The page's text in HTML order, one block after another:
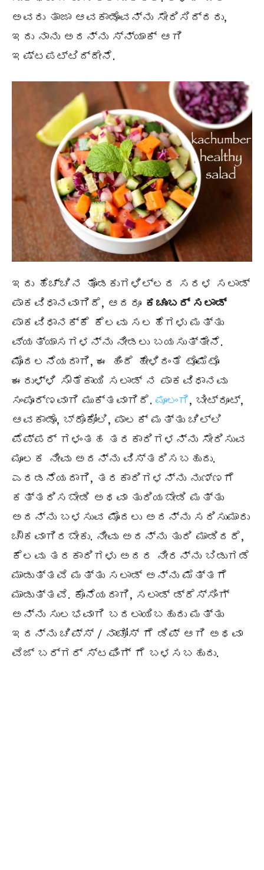
ಅವರು ತಾಜಾ ಆವಕಾಡೊವನ್ನು ಸೇರಿಸಿದ್ದರು,
ಇದು ನಾನು ಅದನ್ನು ಸ್ನ್ಯಾಕ್ ಆಗಿ
ಇಷ್ಟಪಟ್ಟಿದ್ದೇನೆ.
ಇದು ಹೆಚ್ಚಿನ ತೊಡಕುಗಳಿಲ್ಲದ ಸರಳ ಸಲಾಡ್
ಪಾಕವಿಧಾನವಾಗಿದೆ, ಆದರೂ ಕಚುಂಬರ್ಸಲಾಡ್
ಪಾಕವಿಧಾನಕ್ಕೆ ಕೆಲವು ಸಲಹೆಗಳು ಮತ್ತು
ವ್ಯತ್ಯಾಸಗಳನ್ನು ನೀಡಲು ಬಯಸುತ್ತೇನೆ.
ಮೊದಲನೆಯದಾಗಿ, ಈ ಹಿಂದೆ ಹೇಳಿದಂತೆ ಟೊಮೆಟೊ
ಈರುಳ್ಳಿ ಸೌತೆಕಾಯಿ ಸಲಾಡ್ ನ ಪಾಕವಿಧಾನವು
ಸಂಪೂರ್ಣವಾಗಿ ಮುಕ್ತವಾಗಿದೆ. ಮೂಲಂಗಿ, ಬೀಟ್ರೂಟ್,
ಆವಕಾಡೊ, ಬ್ರೊಕೋಲಿ, ಪಾಲಕ್ ಮತ್ತು ಚಿಲ್ಲಿ
ಪೆಪ್ಪರ್ ಗಳಂತಹ ತರಕಾರಿಗಳನ್ನು ಸೇರಿಸುವ
ಮೂಲಕ ನೀವು ಅದನ್ನು ವಿಸ್ತರಿಸಬಹುದು.
ಎರಡನೆಯದಾಗಿ, ತರಕಾರಿಗಳನ್ನು ನುಣ್ಣಗೆ
ಕತ್ತರಿಸಬೇಡಿ ಅಥವಾ ತುರಿಯಬೇಡಿ ಮತ್ತು
ಅದನ್ನು ಬಳಸುವ ಮೊದಲು ಅದನ್ನು ಸರಿಸುಮಾರು
ಚೌಕವಾಗಿರಬೇಕು. ನೀವು ಅದನ್ನು ತುರಿ ಮಾಡಿದರೆ,
ಕೆಲವು ತರಕಾರಿಗಳು ಅದರ ನೀರನ್ನು ಬಿಡುಗಡೆ
ಮಾಡುತ್ತವೆ ಮತ್ತು ಸಲಾಡ್ ಅನ್ನು ಮೆತ್ತಗೆ
ಮಾಡುತ್ತವೆ. ಕೊನೆಯದಾಗಿ, ಸಲಾಡ್ ಡ್ರೆಸ್ಸಿಂಗ್
ಅನ್ನು ಸುಲಭವಾಗಿ ಬದಲಾಯಿಬಹುದು ಮತ್ತು
ಇದನ್ನು ಚಿಪ್ಸ್ / ನಾಚೋಸ್ ಗೆ ಡಿಪ್ ಆಗಿ ಅಥವಾ
ವೆಜ್ ಬರ್ಗರ್ ಸ್ಟಫಿಂಗ್ ಗೆ ಬಳಸಬಹುದು.